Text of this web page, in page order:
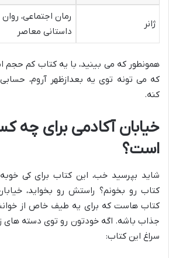
ژانر
رمان اجتماعی،
داستانی معاصر
همونطور که می بینید، با یه کتاب کم حجم
که می تونه توی یه بعدازظهر آروم،
کنه.
خیابان آکادمی برای چه
است؟
شاید بپرسید خب، این کتاب برای کی
کتاب رو بخونم؟ راستش رو بخواید،
کتاب هاست که برای یه طیف خاص از
جذاب باشه. اگه خودتون رو توی دسته های
سراغ این کتاب: